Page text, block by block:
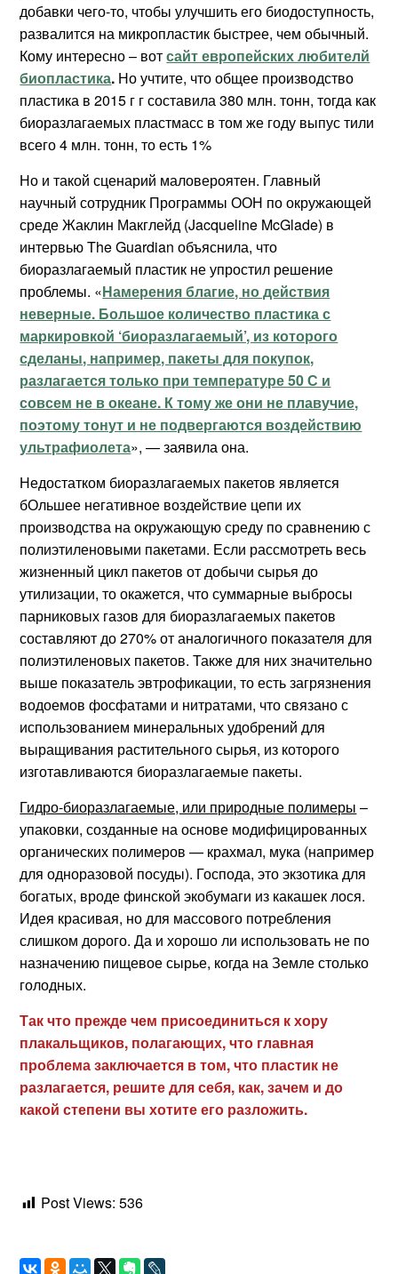
добавки чего-то, чтобы улучшить его биодоступность,
развалится на микропластик быстрее, чем обычный.
Кому интересно – вотсайт европейских любителй
биопластика. Но учтите, что общее производство
пластика в 2015 г г составила 380 млн. тонн, тогда как
биоразлагаемых пластмасс в том же году выпус тили
всего 4 млн. тонн, то есть 1%
Но и такой сценарий маловероятен. Главный
научный сотрудник Программы ООН по окружающей
среде Жаклин Макглейд (Jacqueline McGlade) в
интервью The Guardian объяснила, что
биоразлагаемый пластик не упростил решение
проблемы. «Намерения благие, но действия
неверные. Большое количество пластика с
маркировкой ‘биоразлагаемый’, из которого
сделаны, например, пакеты для покупок,
разлагается только при температуре 50 С и
совсем не в океане. К тому же они не плавучие,
поэтому тонут и не подвергаются воздействию
ультрафиолета», — заявила она.
Недостатком биоразлагаемых пакетов является
бОльшее негативное воздействие цепи их
производства на окружающую среду по сравнению с
полиэтиленовыми пакетами. Если рассмотреть весь
жизненный цикл пакетов от добычи сырья до
утилизации, то окажется, что суммарные выбросы
парниковых газов для биоразлагаемых пакетов
составляют до 270% от аналогичного показателя для
полиэтиленовых пакетов. Также для них значительно
выше показатель эвтрофикации, то есть загрязнения
водоемов фосфатами и нитратами, что связано с
использованием минеральных удобрений для
выращивания растительного сырья, из которого
изготавливаются биоразлагаемые пакеты.
Гидро-биоразлагаемые, или природные полимеры –
упаковки, созданные на основе модифицированных
органических полимеров — крахмал, мука (например
для одноразовой посуды). Господа, это экзотика для
богатых, вроде финской экобумаги из какашек лося.
Идея красивая, но для массового потребления
слишком дорого. Да и хорошо ли использовать не по
назначению пищевое сырье, когда на Земле столько
голодных.
Так что прежде чем присоединиться к хору
плакальщиков, полагающих, что главная
проблема заключается в том, что пластик не
разлагается, решите для себя, как, зачем и до
какой степени вы хотите его разложить.
Post Views: 536